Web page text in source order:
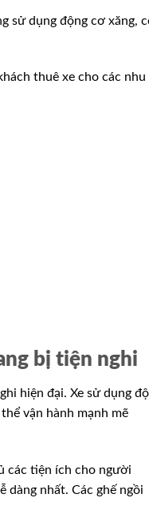
sử dụng động cơ xăng,
thuê xe cho các nhu
bị tiện nghi
hiện đại. Xe sử dụng
vận hành mạnh mẽ
các tiện ích cho người
dàng nhất. Các ghế ngồi